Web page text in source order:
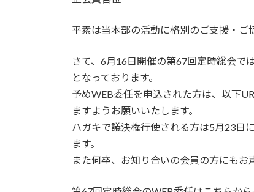
平素は当本部の活動に格別のご支援・ご
さて、6月16日開催の第67回定時総会で
となっております。
予めWEB委任を申込された方は、以下
ますようお願いいたします。
ハガキで議決権行使される方は5月23日
ます。
また何卒、お知り合いの会員の方にもお